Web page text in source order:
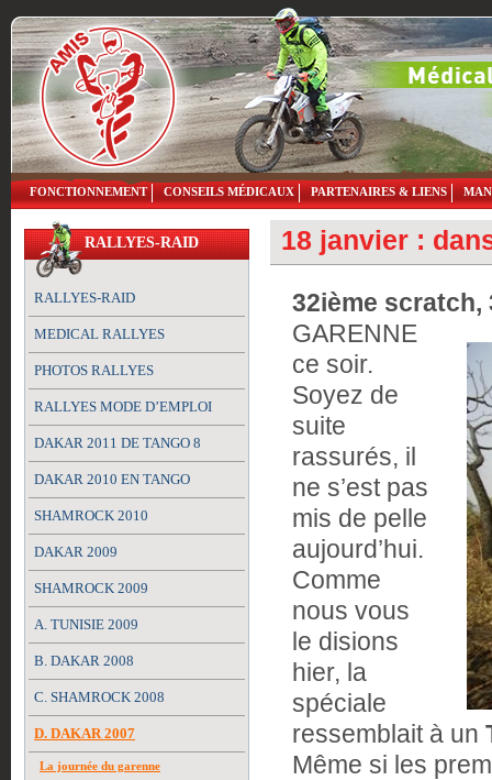
FONCTIONNEMENT CONSEILS MÉDICAUX PARTENAIRES & LIENS
RALLYES-RAID
RALLYES-RAID
MEDICAL RALLYES
PHOTOS RALLYES
RALLYES MODE D’EMPLOI
DAKAR 2011 DE TANGO 8
DAKAR 2010 EN TANGO
SHAMROCK 2010
DAKAR 2009
SHAMROCK 2009
A. TUNISIE 2009
B. DAKAR 2008
C. SHAMROCK 2008
D. DAKAR 2007
La journée du garenne
18 janvier :
32ième scratch,
GARENNE
ce soir.
Soyez de
suite
rassurés, il
ne s’est pas
mis de pelle
aujourd’hui.
Comme
nous vous
le disions
hier, la
spéciale
ressemblait à un
Même si les